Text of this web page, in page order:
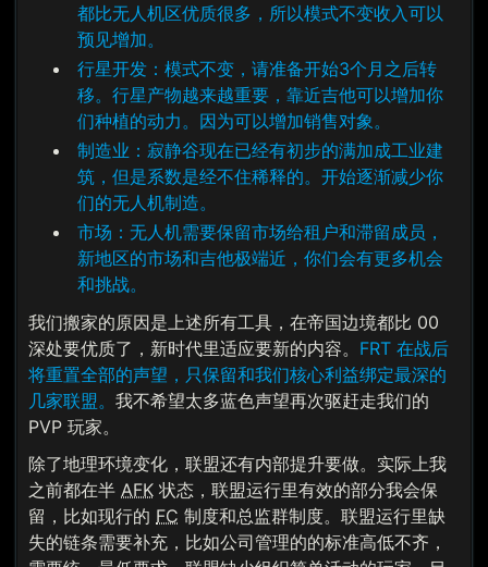
都比无人机区优质很多，所以模式不变收入可以
预见增加。
行星开发：模式不变，请准备开始3个月之后转
移。行星产物越来越重要，靠近吉他可以增加你
们种植的动力。因为可以增加销售对象。
制造业：寂静谷现在已经有初步的满加成工业建
筑，但是系数是经不住稀释的。开始逐渐减少你
们的无人机制造。
市场：无人机需要保留市场给租户和滞留成员，
新地区的市场和吉他极端近，你们会有更多机会
和挑战。
我们搬家的原因是上述所有工具，在帝国边境都比 00
深处要优质了，新时代里适应要新的内容。 FRT 在战后
将重置全部的声望，只保留和我们核心利益绑定最深的
几家联盟。 我不希望太多蓝色声望再次驱赶走我们的
PVP 玩家。
除了地理环境变化，联盟还有内部提升要做。实际上我
之前都在半 AFK 状态，联盟运行里有效的部分我会保
留，比如现行的 FC 制度和总监群制度。联盟运行里缺
失的链条需要补充，比如公司管理的的标准高低不齐，